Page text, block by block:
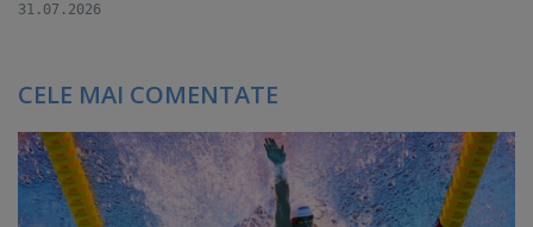
31.07.2026
CELE MAI COMENTATE